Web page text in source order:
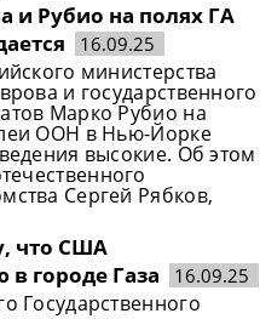
и Рубио на полях ГА
16.09.25
министерства
и государственного
Марко Рубио на
ООН в Нью-Йорке
высокие. Об этом
Сергей Рябков,
что США
городе Газа
16.09.25
Государственного